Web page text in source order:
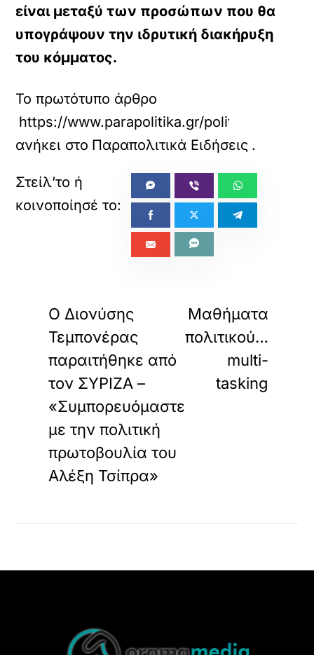
είναι μεταξύ των προσώπων που θα
υπογράψουν την ιδρυτική διακήρυξη
του κόμματος.
Το πρωτότυπο άρθρο
https://www.parapolitika.gr/politiki/article/
ανήκει στο Παραπολιτικά Ειδήσεις .
Ο Διονύσης
Τεμπονέρας
παραιτήθηκε από
τον ΣΥΡΙΖΑ –
«Συμπορευόμαστε
με την πολιτική
πρωτοβουλία του
Αλέξη Τσίπρα»
Μαθήματα
πολιτικού…
multi-
tasking